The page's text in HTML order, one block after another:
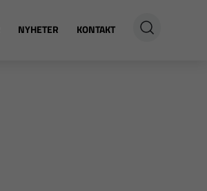
NYHETER KONTAKT